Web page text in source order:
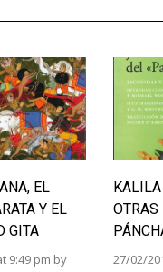
EL
Y EL
GITA
9:49 pm by
OTRAS
27/02/